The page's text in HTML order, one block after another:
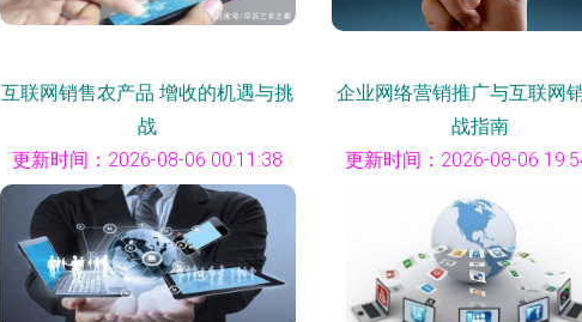
互联网销售农产品 增收的机遇与挑
战
更新时间：2026-08-06 00:11:38
企业网络营销推广与互联网
战指南
更新时间：2026-08-06